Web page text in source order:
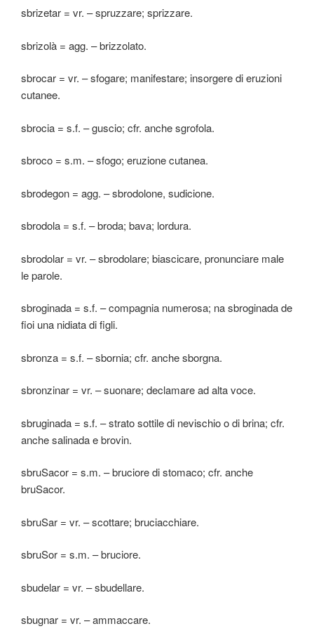
sbrizetar = vr. – spruzzare; sprizzare.
sbrizolà = agg. – brizzolato.
sbrocar = vr. – sfogare; manifestare; insorgere di eruzioni
cutanee.
sbrocia = s.f. – guscio; cfr. anche sgrofola.
sbroco = s.m. – sfogo; eruzione cutanea.
sbrodegon = agg. – sbrodolone, sudicione.
sbrodola = s.f. – broda; bava; lordura.
sbrodolar = vr. – sbrodolare; biascicare, pronunciare male
le parole.
sbroginada = s.f. – compagnia numerosa; na sbroginada de
fioi una nidiata di figli.
sbronza = s.f. – sbornia; cfr. anche sborgna.
sbronzinar = vr. – suonare; declamare ad alta voce.
sbruginada = s.f. – strato sottile di nevischio o di brina; cfr.
anche salinada e brovin.
sbruSacor = s.m. – bruciore di stomaco; cfr. anche
bruSacor.
sbruSar = vr. – scottare; bruciacchiare.
sbruSor = s.m. – bruciore.
sbudelar = vr. – sbudellare.
sbugnar = vr. – ammaccare.